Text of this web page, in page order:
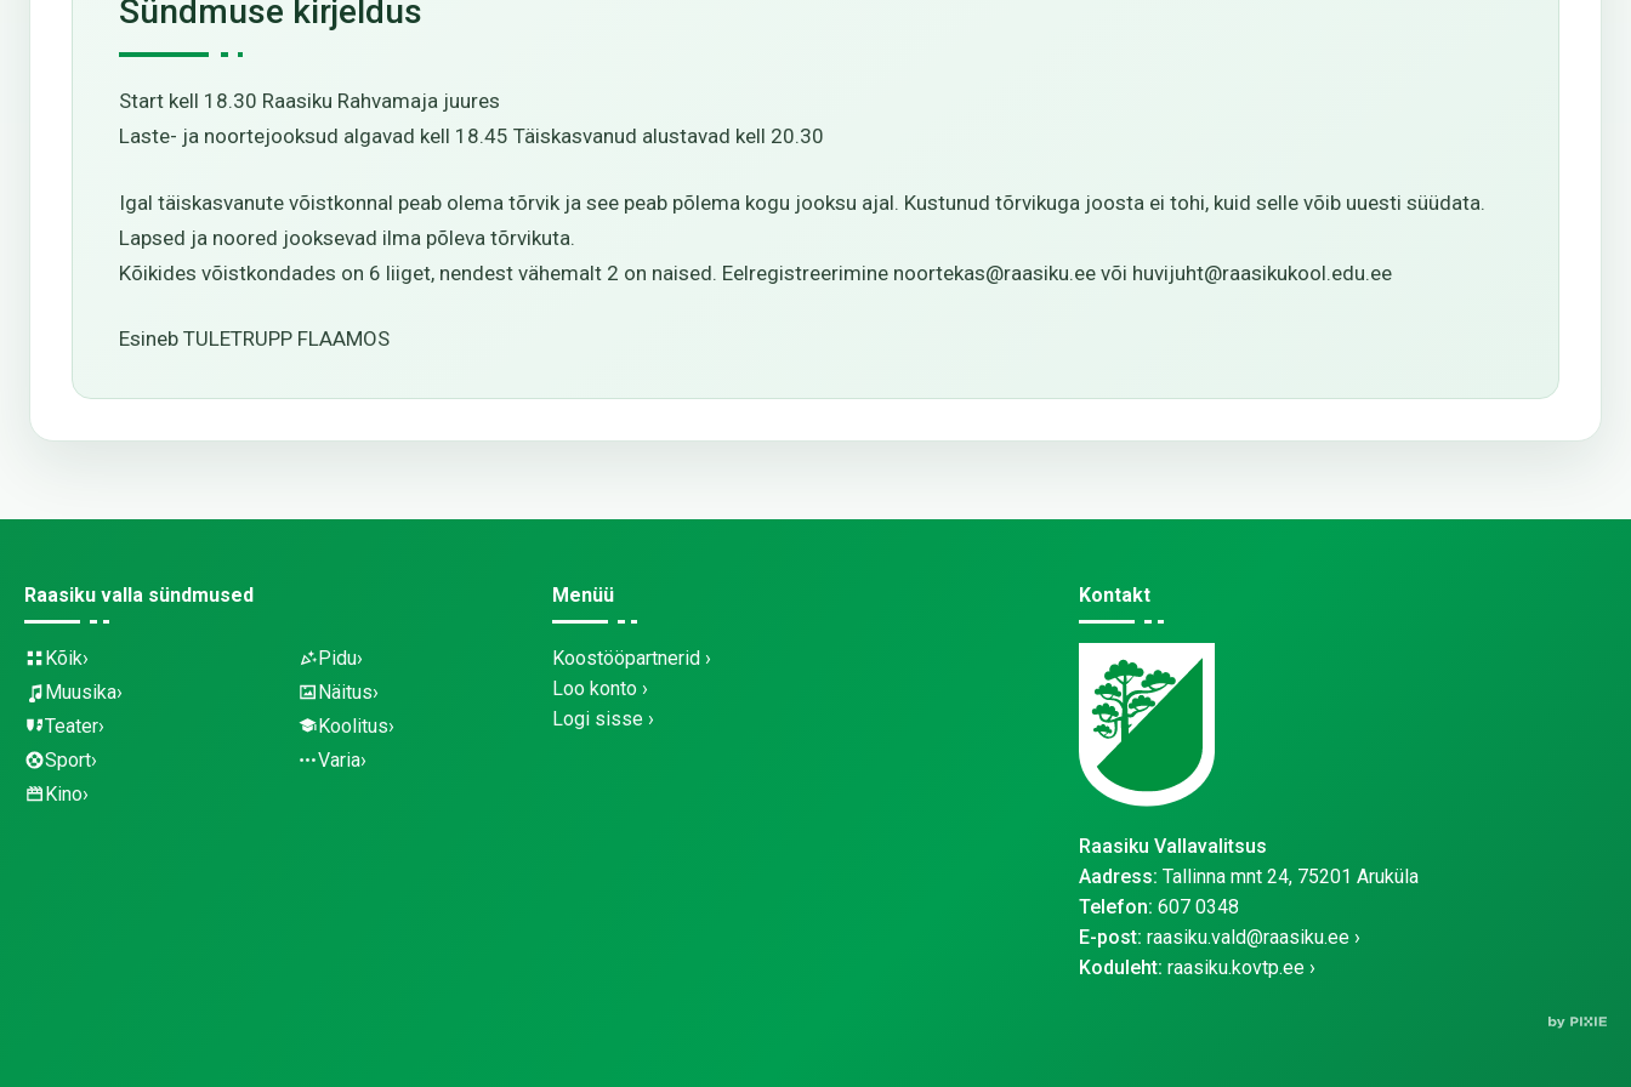
Sündmuse kirjeldus
Start kell 18.30 Raasiku Rahvamaja juures
Laste- ja noortejooksud algavad kell 18.45 Täiskasvanud alustavad kell 20.30
Igal täiskasvanute võistkonnal peab olema tõrvik ja see peab põlema kogu jooksu ajal. Kustunud tõrvikuga joosta ei tohi, kuid selle võib uuesti süüdata.
Lapsed ja noored jooksevad ilma põleva tõrvikuta.
Kõikides võistkondades on 6 liiget, nendest vähemalt 2 on naised. Eelregistreerimine noortekas@raasiku.ee või huvijuht@raasikukool.edu.ee
Esineb TULETRUPP FLAAMOS
Raasiku valla sündmused
Kõik
Muusika
Teater
Sport
Kino
Pidu
Näitus
Koolitus
Varia
Menüü
Koostööpartnerid
Loo konto
Logi sisse
Kontakt
Raasiku Vallavalitsus
Aadress: Tallinna mnt 24, 75201 Aruküla
Telefon: 607 0348
E-post: raasiku.vald@raasiku.ee
Koduleht: raasiku.kovtp.ee